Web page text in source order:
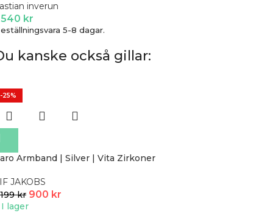
inverun
540 kr
5-8 dagar.
kanske också gillar:
-25%
Armband | Silver | Vita Zirkoner
JAKOBS
kr 900 kr
I lager